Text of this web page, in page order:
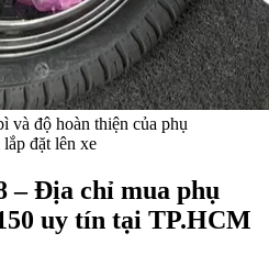
và độ hoàn thiện của phụ
đặt lên xe
– Địa chỉ mua phụ
uy tín tại TP.HCM